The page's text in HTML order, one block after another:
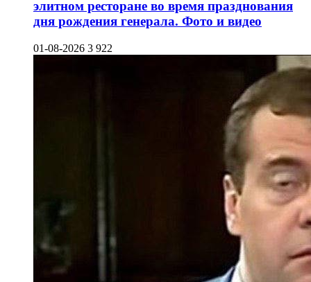
элитном ресторане во время празднования
дня рождения генерала. Фото и видео
01-08-2026 3 922